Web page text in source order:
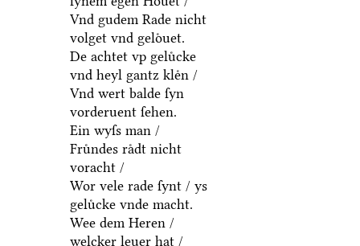
Vnd gudem Rade nicht
volget vnd geloͤuet.
De achtet vp geluͤcke
vnd heyl gantz kleͤn /
Vnd wert balde ſyn
vorderuent ſehen.
Ein wyſs man /
Fruͤndes raͤdt nicht
voracht /
Wor vele rade ſynt / ys
geluͤcke vnde macht.
Wee dem Heren /
welcker leuer hat /